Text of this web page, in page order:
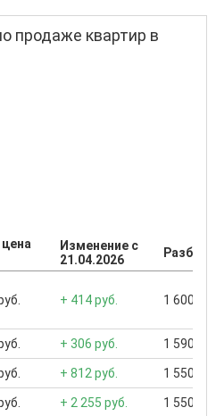
продаже квартир в
Изменение с
21.04.2026
+ 414 руб. 1 600
+ 306 руб. 1 590
+ 812 руб. 1 550
+ 2 255 руб. 1 550